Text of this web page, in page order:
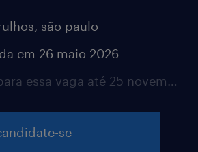
são paulo
em 26 maio 2026
inscrições para essa vaga até 25 novembro 2026
se